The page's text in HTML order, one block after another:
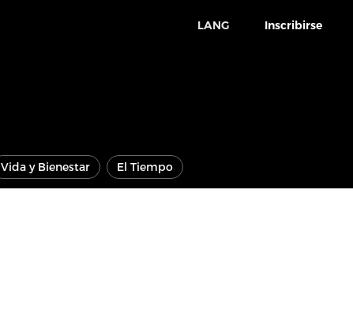
LANG Inscribirse
Vida y Bienestar El Tiempo